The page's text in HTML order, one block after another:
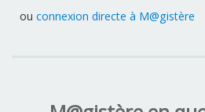
ou connexion directe à M@gistère